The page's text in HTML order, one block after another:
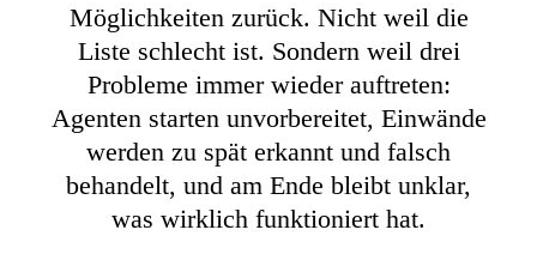
Möglichkeiten zurück. Nicht weil die
Liste schlecht ist. Sondern weil drei
Probleme immer wieder auftreten:
Agenten starten unvorbereitet, Einwände
werden zu spät erkannt und falsch
behandelt, und am Ende bleibt unklar,
was wirklich funktioniert hat.